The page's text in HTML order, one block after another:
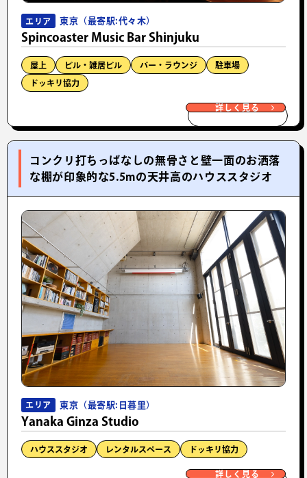
エリア 東京（最寄駅:代々木）
Spincoaster Music Bar Shinjuku
屋上 ビル・雑居ビル バー・ラウンジ 駐車場
ドッキリ協力
詳しく見る
コンクリ打ちっぱなしの無骨さと壁一面のお洒落
な棚が印象的な5.5mの天井高のハウススタジオ
エリア 東京（最寄駅:日暮里）
Yanaka Ginza Studio
ハウススタジオ レンタルスペース ドッキリ協力
詳しく見る